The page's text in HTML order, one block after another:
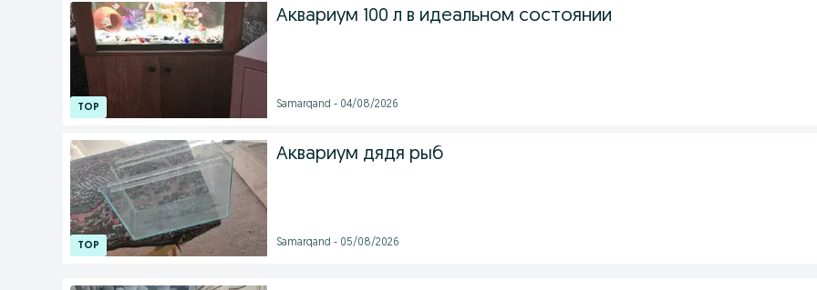
Аквариум 100 л в идеальном состоянии
Samarqand - 04/08/2026
Аквариум дядя рыб
Samarqand - 05/08/2026